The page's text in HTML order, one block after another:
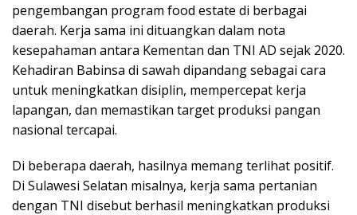
pengembangan program food estate di berbagai
daerah. Kerja sama ini dituangkan dalam nota
kesepahaman antara Kementan dan TNI AD sejak 2020.
Kehadiran Babinsa di sawah dipandang sebagai cara
untuk meningkatkan disiplin, mempercepat kerja
lapangan, dan memastikan target produksi pangan
nasional tercapai.
Di beberapa daerah, hasilnya memang terlihat positif.
Di Sulawesi Selatan misalnya, kerja sama pertanian
dengan TNI disebut berhasil meningkatkan produksi